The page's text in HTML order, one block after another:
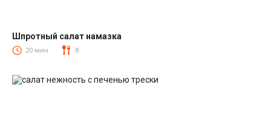
Салаты со шпротами
Шпротный салат намазка
20 мин. 8